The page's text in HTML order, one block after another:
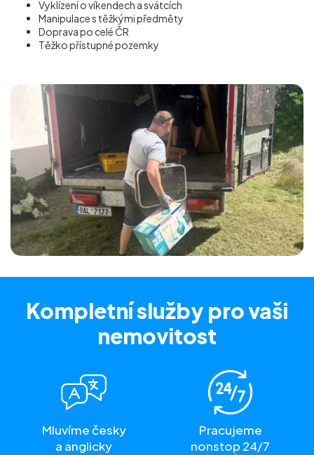
Vyklízení o víkendech a svátcích
Manipulace s těžkými předměty
Doprava po celé ČR
Těžko přístupné pozemky
Kompletní služby pro vaši
nemovitost
Mluvíme česky
a anglicky
Pracujeme
nonstop 24/7